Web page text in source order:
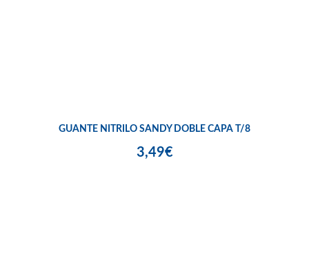
GUANTE NITRILO SANDY DOBLE CAPA T/8
3,49€